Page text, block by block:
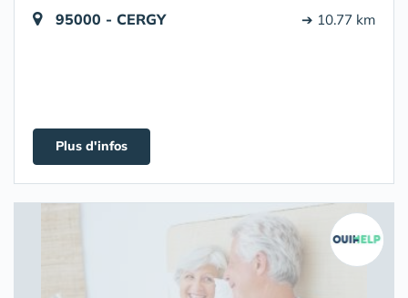
95000 - CERGY ➔ 10.77 km
Plus d'infos